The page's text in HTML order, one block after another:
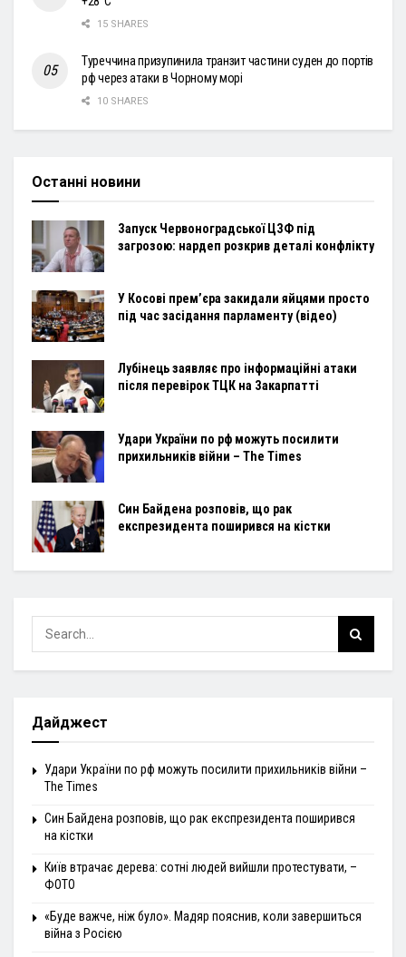
15 SHARES
Туреччина призупинила транзит частини суден до портів
рф через атаки в Чорному морі
10 SHARES
Останні новини
Запуск Червоноградської ЦЗФ під
загрозою: нардеп розкрив деталі конфлікту
У Косові прем’єра закидали яйцями просто
під час засідання парламенту (відео)
Лубінець заявляє про інформаційні атаки
після перевірок ТЦК на Закарпатті
Удари України по рф можуть посилити
прихильників війни – The Times
Син Байдена розповів, що рак
експрезидента поширився на кістки
Дайджест
Удари України по рф можуть посилити прихильників війни –
The Times
Син Байдена розповів, що рак експрезидента поширився
на кістки
Київ втрачає дерева: сотні людей вийшли протестувати, –
ФОТО
«Буде важче, ніж було». Мадяр пояснив, коли завершиться
війна з Росією